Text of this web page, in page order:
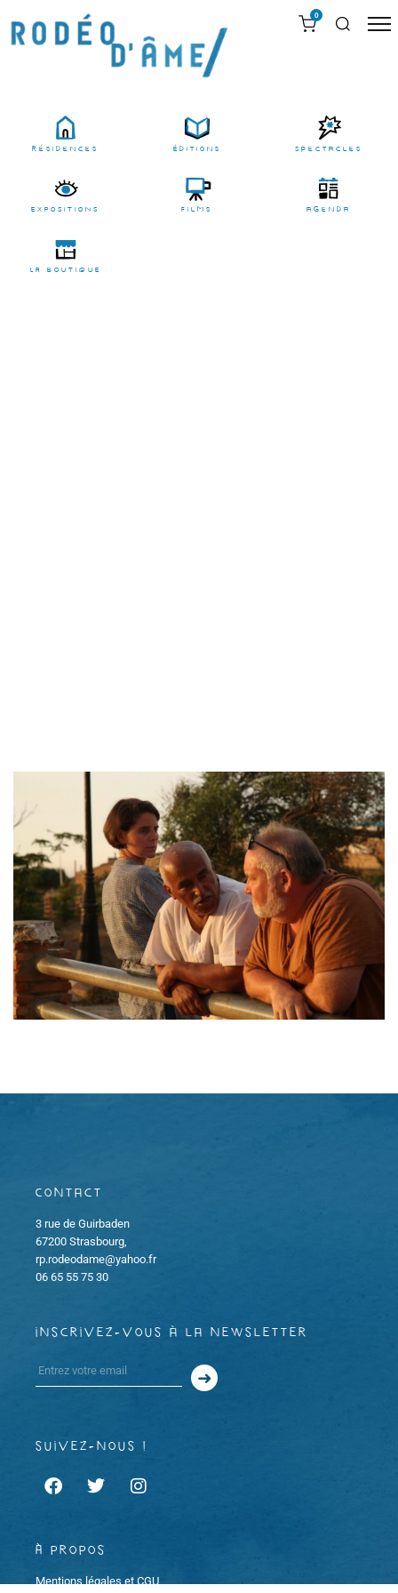
0
résidences Éditions Spectacles
EXPOSITIONS films agenda
LA BOUTIQUE
Contact
3 rue de Guirbaden
67200 Strasbourg,
rp.rodeodame@yahoo.fr
06 65 55 75 30
inscrivez-vous à la newsletter
suivez-nous !
À propos
Mentions légales et CGU